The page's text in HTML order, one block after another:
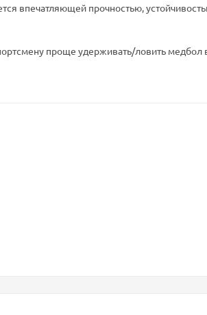
впечатляющей прочностью,
проще удерживать/ловить